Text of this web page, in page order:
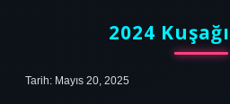
2024
Tarih: Mayıs 20, 2025